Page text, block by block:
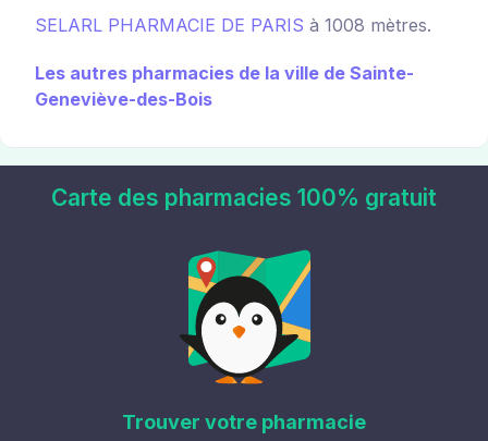
SELARL PHARMACIE DE PARIS à 1008 mètres.
Les autres pharmacies de la ville de Sainte-
Geneviève-des-Bois
Carte des pharmacies 100% gratuit
Trouver votre pharmacie